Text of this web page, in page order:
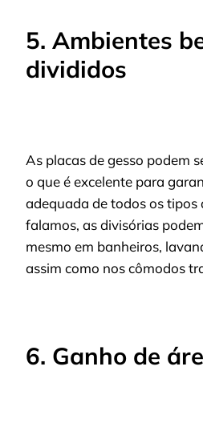
5. Ambientes
divididos
As placas de gesso podem
o que é excelente para
adequada de todos os tipos
falamos, as divisórias
mesmo em banheiros,
assim como nos cômodos
6. Ganho de